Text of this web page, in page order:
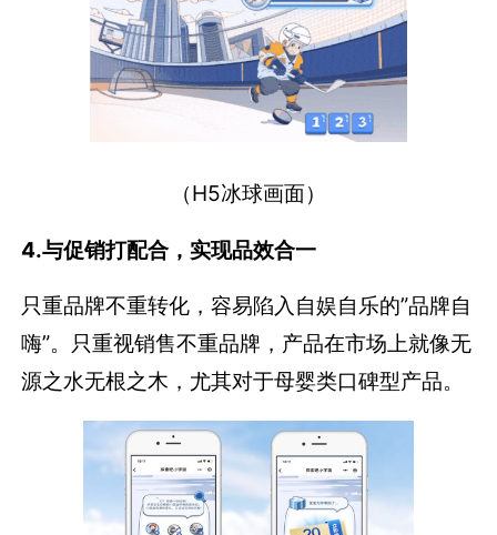
（H5冰球画面）
4.与促销打配合，实现品效合一
只重品牌不重转化，容易陷入自娱自乐的”品牌自
嗨”。只重视销售不重品牌，产品在市场上就像无
源之水无根之木，尤其对于母婴类口碑型产品。